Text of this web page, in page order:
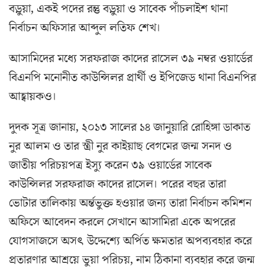
বড়ুয়া, একই পদের রন্তু বড়ুয়া ও সাবেক পাঁচলাইশ থানা
নির্বাচন অফিসার আব্দুল লতিফ শেখ।
আসামি‌দের ম‌ধ্যে সরফরাজ কা‌দের রা‌সেল ৩৯ নম্বর ওয়ার্ডের
বিএনপি মনোনীত কাউন্সিলর প্রার্থী ও ইপিজেড থানা বিএনপির
আহ্বায়কও।
দুদক সূত্র জানায়, ২০১৩ সালের ১৪ জানুয়ারি রোহিঙ্গা ডাকাত
নুর আলম ও তার স্ত্রী নুর কাইয়াছ বেগমের জন্ম সনদ ও
জাতীয় পরিচয়পত্র ইস্যু করেন ৩৯ ওয়ার্ডের সাবেক
কাউন্সিলর সরফরাজ কাদের রাসেল। পরের বছর তারা
ভোটার তালিকায় অর্ন্তভুক্ত হওয়ার জন্য তারা নির্বাচন কমিশন
অফিসে আবেদন করলে সেখানে আসামিরা একে অপরের
যোগসাজসে অসৎ উদ্দেশ্যে অর্পিত ক্ষমতার অপব্যবহার করে
প্রতারণার আশ্রয়ে ভুয়া পরিচয়, নাম ঠিকানা ব্যবহার করে জন্ম